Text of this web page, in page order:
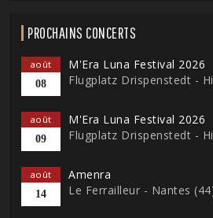
PROCHAINS CONCERTS
août
08
M'Era Luna Festival 2026
Flugplatz Drispenstedt -
août
09
M'Era Luna Festival 2026
Flugplatz Drispenstedt -
août
14
Amenra
Le Ferrailleur - Nantes